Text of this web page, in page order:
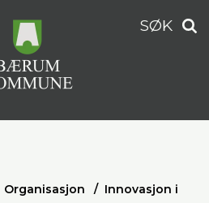
SØK
Organisasjon
Innovasjon i